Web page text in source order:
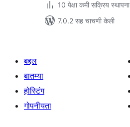
10 पेक्षा कमी सक्रिय स्थापना
7.0.2 सह चाचणी केली
बद्दल
बातम्या
होस्टिंग
गोपनीयता